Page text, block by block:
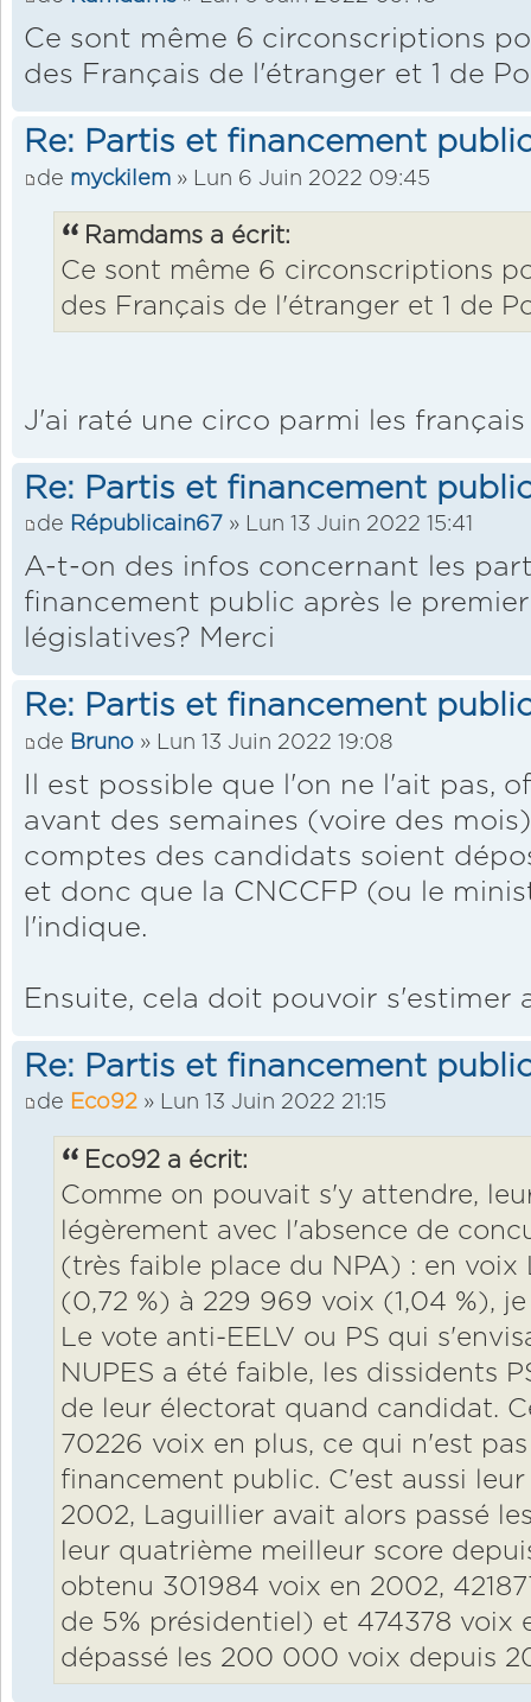
Ce sont même 6 circonscriptions
des Français de l'étranger et 1 de
Re: Partis et financement
de myckilem » Lun 6 Juin 2022 09:45
Ramdams a écrit:
Ce sont même 6 circonscriptions
des Français de l'étranger et 1 de
J'ai raté une circo parmi les
Re: Partis et financement
de Républicain67 » Lun 13 Juin 2022 15:41
A-t-on des infos concernant les
financement public après le
législatives? Merci
Re: Partis et financement
de Bruno » Lun 13 Juin 2022 19:08
Il est possible que l'on ne l'ait pas,
avant des semaines (voire des
comptes des candidats soient
et donc que la CNCCFP (ou le
l'indique.
Ensuite, cela doit pouvoir s'estimer
Re: Partis et financement
de Eco92 » Lun 13 Juin 2022 21:15
Eco92 a écrit:
Comme on pouvait s'y attendre,
légèrement avec l'absence de
(très faible place du NPA) : en voix
(0,72 %) à 229 969 voix (1,04 %),
Le vote anti-EELV ou PS qui
NUPES a été faible, les dissidents
de leur électorat quand candidat.
70226 voix en plus, ce qui n'est
financement public. C'est aussi
2002, Laguillier avait alors passé
leur quatrième meilleur score
obtenu 301984 voix en 2002,
de 5% présidentiel) et 474378 voix
dépassé les 200 000 voix depuis